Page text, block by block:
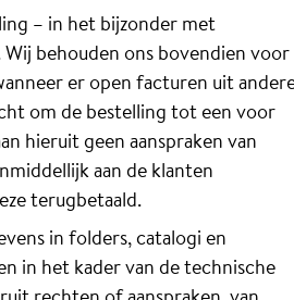
– in het bijzonder met
behouden ons bovendien voor
er open facturen uit
om de bestelling tot een voor
hieruit geen aanspraken van
aan de klanten
terugbetaald.
in folders, catalogi en
in het kader van de technische